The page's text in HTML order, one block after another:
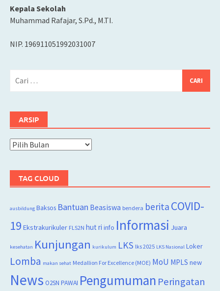
Kepala Sekolah
Muhammad Rafajar, S.Pd., M.TI.
NIP. 196911051992031007
ARSIP
Arsip
TAG CLOUD
ausbildung Baksos Bantuan Beasiswa bendera berita COVID-
19 Ekstrakurikuler FLS2N hut ri info Informasi Juara
kesehatan Kunjungan kurikulum LKS lks 2025 LKS Nasional Loker
Lomba makan sehat Medallion For Excellence (MOE) MoU MPLS new
News O2SN PAWAI Pengumuman Peringatan